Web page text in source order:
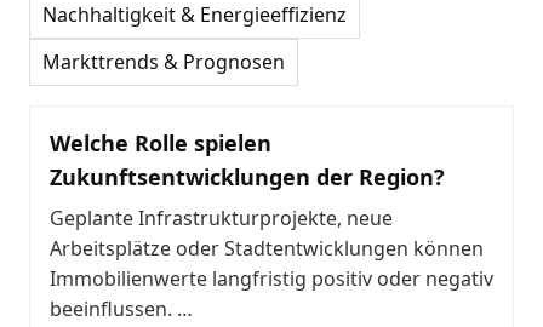
Nachhaltigkeit & Energieeffizienz
Markttrends & Prognosen
Welche Rolle spielen
Zukunftsentwicklungen der Region?
Geplante Infrastrukturprojekte, neue
Arbeitsplätze oder Stadtentwicklungen können
Immobilienwerte langfristig positiv oder negativ
beeinflussen. …